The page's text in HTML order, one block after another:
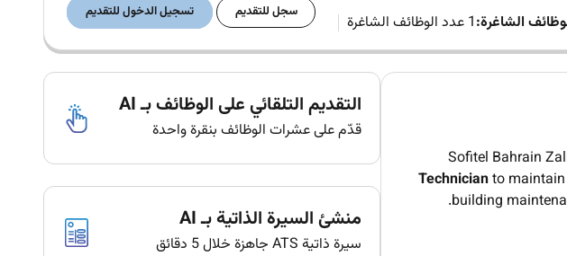
الشاغرة:1 عدد الوظائف الشاغرة سجل للتقديم تسجيل الدخول للتقديم
Sofitel Bahrain
Technicianto
building
التقديم التلقائي على الوظائف بـ AI
قدّم على عشرات الوظائف بنقرة واحدة
منشئ السيرة الذاتية بـ AI
سيرة ذاتية ATS جاهزة خلال 5 دقائق